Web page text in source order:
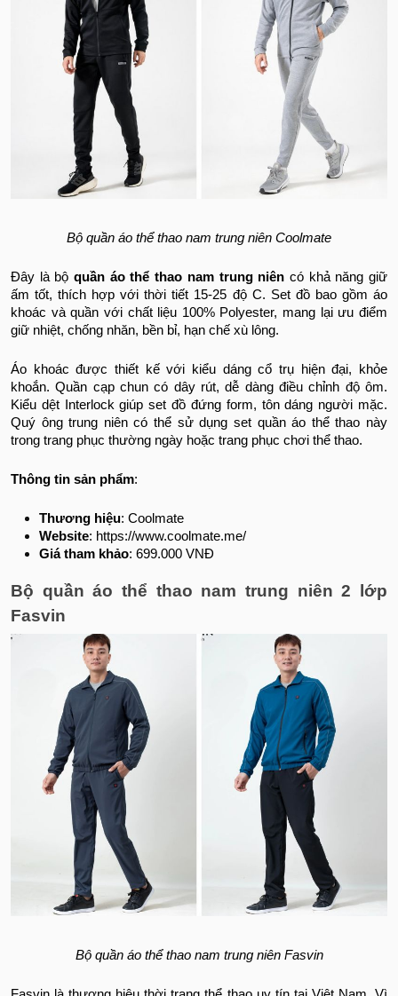
Bộ quần áo thể thao nam trung niên Coolmate
Đây là bộquần áo thể thao nam trung niên có khả năng giữ
ấm tốt, thích hợp với thời tiết 15-25 độ C. Set đồ bao gồm áo
khoác và quần với chất liệu 100% Polyester, mang lại ưu điểm
giữ nhiệt, chống nhăn, bền bỉ, hạn chế xù lông.
Áo khoác được thiết kế với kiểu dáng cổ trụ hiện đại, khỏe
khoắn. Quần cạp chun có dây rút, dễ dàng điều chỉnh độ ôm.
Kiểu dệt Interlock giúp set đồ đứng form, tôn dáng người mặc.
Quý ông trung niên có thể sử dụng set quần áo thể thao này
trong trang phục thường ngày hoặc trang phục chơi thể thao.
Thông tin sản phẩm:
Thương hiệu: Coolmate
Website: https://www.coolmate.me/
Giá tham khảo: 699.000 VNĐ
Bộ quần áo thể thao nam trung niên 2 lớp
Fasvin
Bộ quần áo thể thao nam trung niên Fasvin